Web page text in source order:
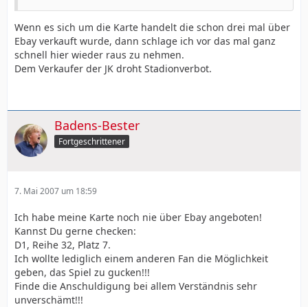
Wenn es sich um die Karte handelt die schon drei mal über
Ebay verkauft wurde, dann schlage ich vor das mal ganz
schnell hier wieder raus zu nehmen.
Dem Verkaufer der JK droht Stadionverbot.
Badens-Bester
Fortgeschrittener
7. Mai 2007 um 18:59
Ich habe meine Karte noch nie über Ebay angeboten!
Kannst Du gerne checken:
D1, Reihe 32, Platz 7.
Ich wollte lediglich einem anderen Fan die Möglichkeit
geben, das Spiel zu gucken!!!
Finde die Anschuldigung bei allem Verständnis sehr
unverschämt!!!